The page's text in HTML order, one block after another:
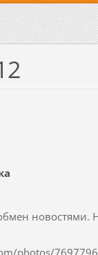
новостями.
photos/